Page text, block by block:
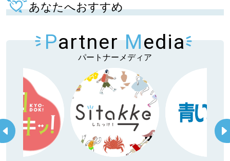
あなたへおすすめ
Partner Media
パートナーメディア